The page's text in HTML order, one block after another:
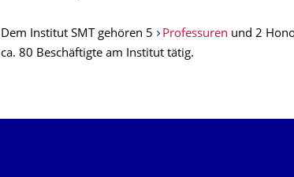
Dem Institut SMT gehören 5 Professuren und 2
ca. 80 Beschäftigte am Institut tätig.